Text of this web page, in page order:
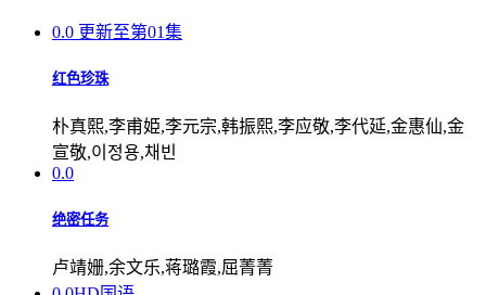
0.0 更新至第01集
红色珍珠
朴真熙,李甫姫,李元宗,韩振熙,李应敬,李代延,金惠仙,金
宣敬,이정용,채빈
0.0
绝密任务
卢靖姗,余文乐,蒋璐霞,屈菁菁